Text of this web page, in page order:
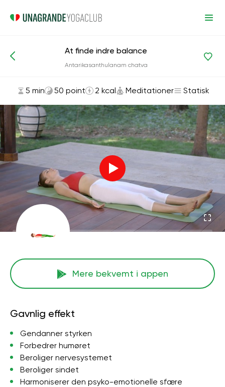
Asanas og øvelser Meditationer
At finde indre balance
Antarikasanthulanam chatva
5 min 50 point 2 kcal Meditationer Statisk
Mere bekvemt i appen
Gavnlig effekt
Gendanner styrken
Forbedrer humøret
Beroliger nervesystemet
Beroliger sindet
Harmoniserer den psyko-emotionelle sfære